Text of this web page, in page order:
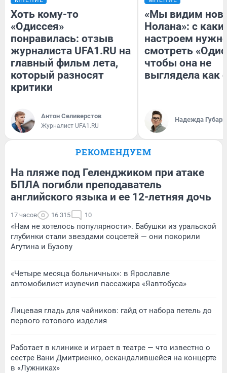
Хоть кому-то
«Одиссея»
понравилась: отзыв
журналиста UFA1.RU на
главный фильм лета,
который разносят
критики
Антон Селиверстов
Журналист UFA1.RU
«Мы видим
Нолана»: с
настроем
смотреть
чтобы она не
выглядела как
Надежда Губарь
РЕКОМЕНДУЕМ
На пляже под Геленджиком при атаке
БПЛА погибли преподаватель
английского языка и ее 12-летняя дочь
17 часов 16 315 10
«Нам не хотелось популярности». Бабушки из уральской
глубинки стали звездами соцсетей — они покорили
Агутина и Бузову
«Четыре месяца больничных»: в Ярославле
автомобилист изувечил пассажира «Яавтобуса»
Лицевая гладь для чайников: гайд от набора петель до
первого готового изделия
Работает в клинике и играет в театре — что известно о
сестре Вани Дмитриенко, оскандалившейся на концерте
в «Лужниках»